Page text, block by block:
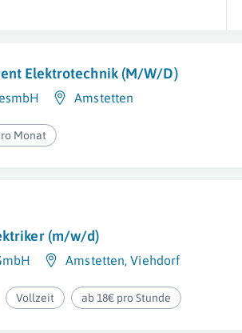
Elektrotechnik (M/W/D)
Amstetten
Monat
(m/w/d)
Amstetten,Viehdorf
Vollzeit ab 18€ pro Stunde